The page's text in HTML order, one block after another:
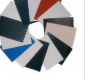
23472.20руб.